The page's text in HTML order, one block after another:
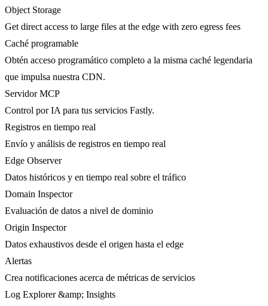
Object Storage
Get direct access to large files at the edge with zero egress fees
Caché programable
Obtén acceso programático completo a la misma caché legendaria
que impulsa nuestra CDN.
Servidor MCP
Control por IA para tus servicios Fastly.
Registros en tiempo real
Envío y análisis de registros en tiempo real
Edge Observer
Datos históricos y en tiempo real sobre el tráfico
Domain Inspector
Evaluación de datos a nivel de dominio
Origin Inspector
Datos exhaustivos desde el origen hasta el edge
Alertas
Crea notificaciones acerca de métricas de servicios
Log Explorer &amp; Insights